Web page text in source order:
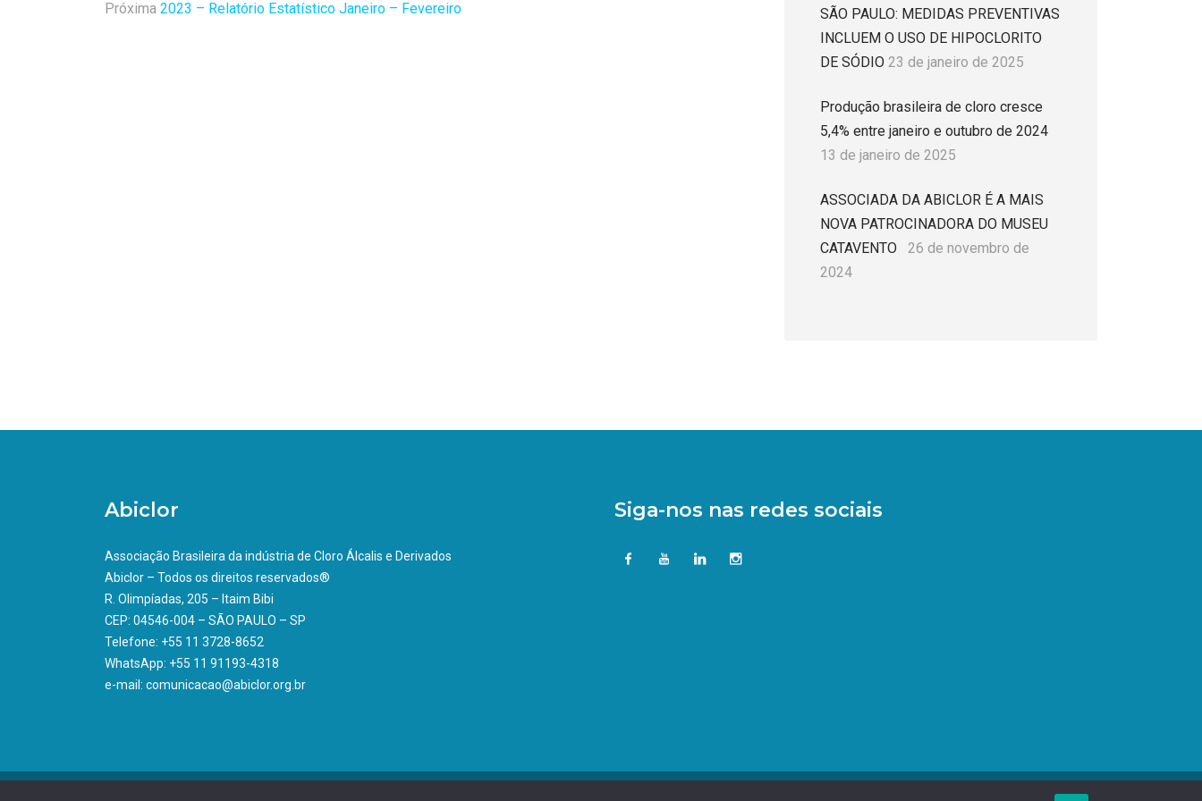
Próxima 2023 – Relatório Estatístico Janeiro – Fevereiro
SÃO PAULO: MEDIDAS PREVENTIVAS
INCLUEM O USO DE HIPOCLORITO
DE SÓDIO 23 de janeiro de 2025
Produção brasileira de cloro cresce
5,4% entre janeiro e outubro de 2024
13 de janeiro de 2025
ASSOCIADA DA ABICLOR É A MAIS
NOVA PATROCINADORA DO MUSEU
CATAVENTO
26 de novembro de
2024
Abiclor
Associação Brasileira da indústria de Cloro Álcalis e Derivados
Abiclor – Todos os direitos reservados®
R. Olimpíadas, 205 – Itaim Bibi
CEP: 04546-004 – SÃO PAULO – SP
Telefone: +55 11 3728-8652
WhatsApp: +55 11 91193-4318
e-mail: comunicacao@abiclor.org.br
Siga-nos nas redes sociais